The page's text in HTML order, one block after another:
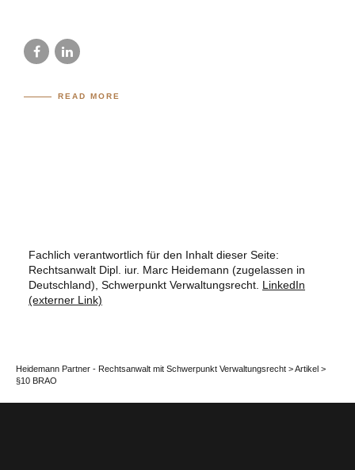
READ MORE
Fachlich verantwortlich für den Inhalt dieser Seite:
Rechtsanwalt Dipl. iur. Marc Heidemann (zugelassen in
Deutschland), Schwerpunkt Verwaltungsrecht. LinkedIn
(externer Link)
Heidemann Partner - Rechtsanwalt mit Schwerpunkt Verwaltungsrecht >Artikel >
§10 BRAO